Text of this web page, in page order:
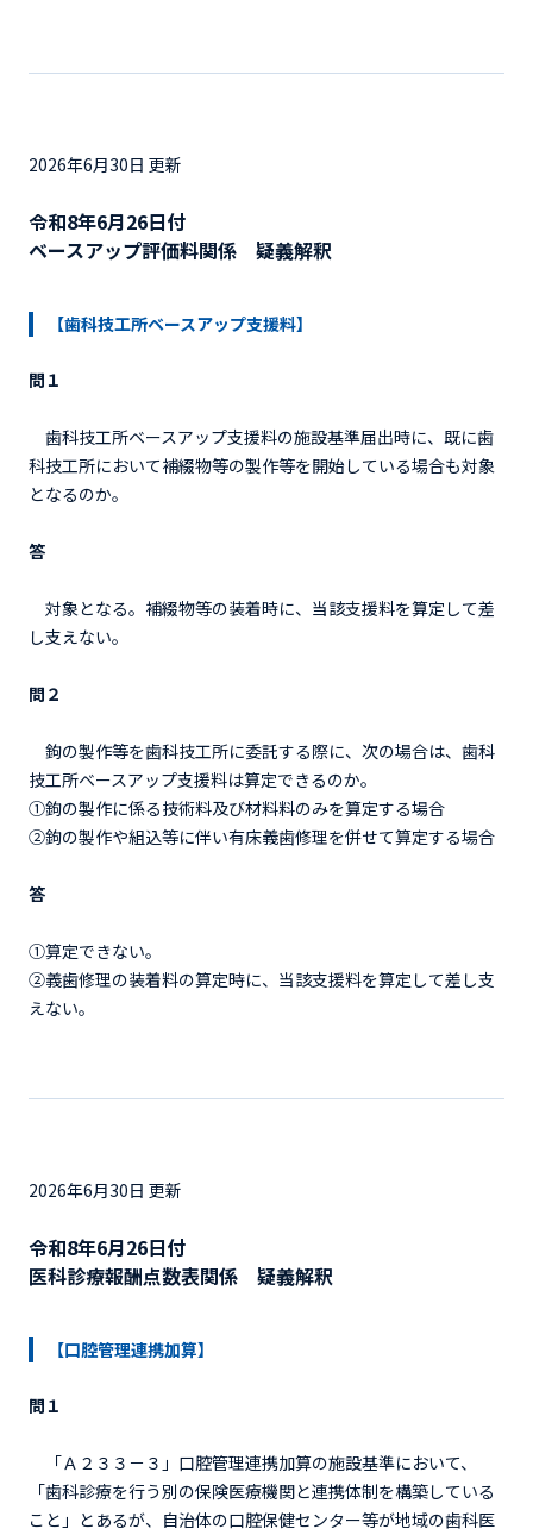
2026年6月30日 更新
令和8年6月26日付
ベースアップ評価料関係 疑義解釈
【歯科技工所ベースアップ支援料】
問１
歯科技工所ベースアップ支援料の施設基準届出時に、既に歯
科技工所において補綴物等の製作等を開始している場合も対象
となるのか。
答
対象となる。補綴物等の装着時に、当該支援料を算定して差
し支えない。
問２
鉤の製作等を歯科技工所に委託する際に、次の場合は、歯科
技工所ベースアップ支援料は算定できるのか。
①鉤の製作に係る技術料及び材料料のみを算定する場合
②鉤の製作や組込等に伴い有床義歯修理を併せて算定する場合
答
①算定できない。
②義歯修理の装着料の算定時に、当該支援料を算定して差し支
えない。
2026年6月30日 更新
令和8年6月26日付
医科診療報酬点数表関係 疑義解釈
【口腔管理連携加算】
問１
「Ａ２３３－３」口腔管理連携加算の施設基準において、
「歯科診療を行う別の保険医療機関と連携体制を構築している
こと」とあるが、自治体の口腔保健センター等が地域の歯科医